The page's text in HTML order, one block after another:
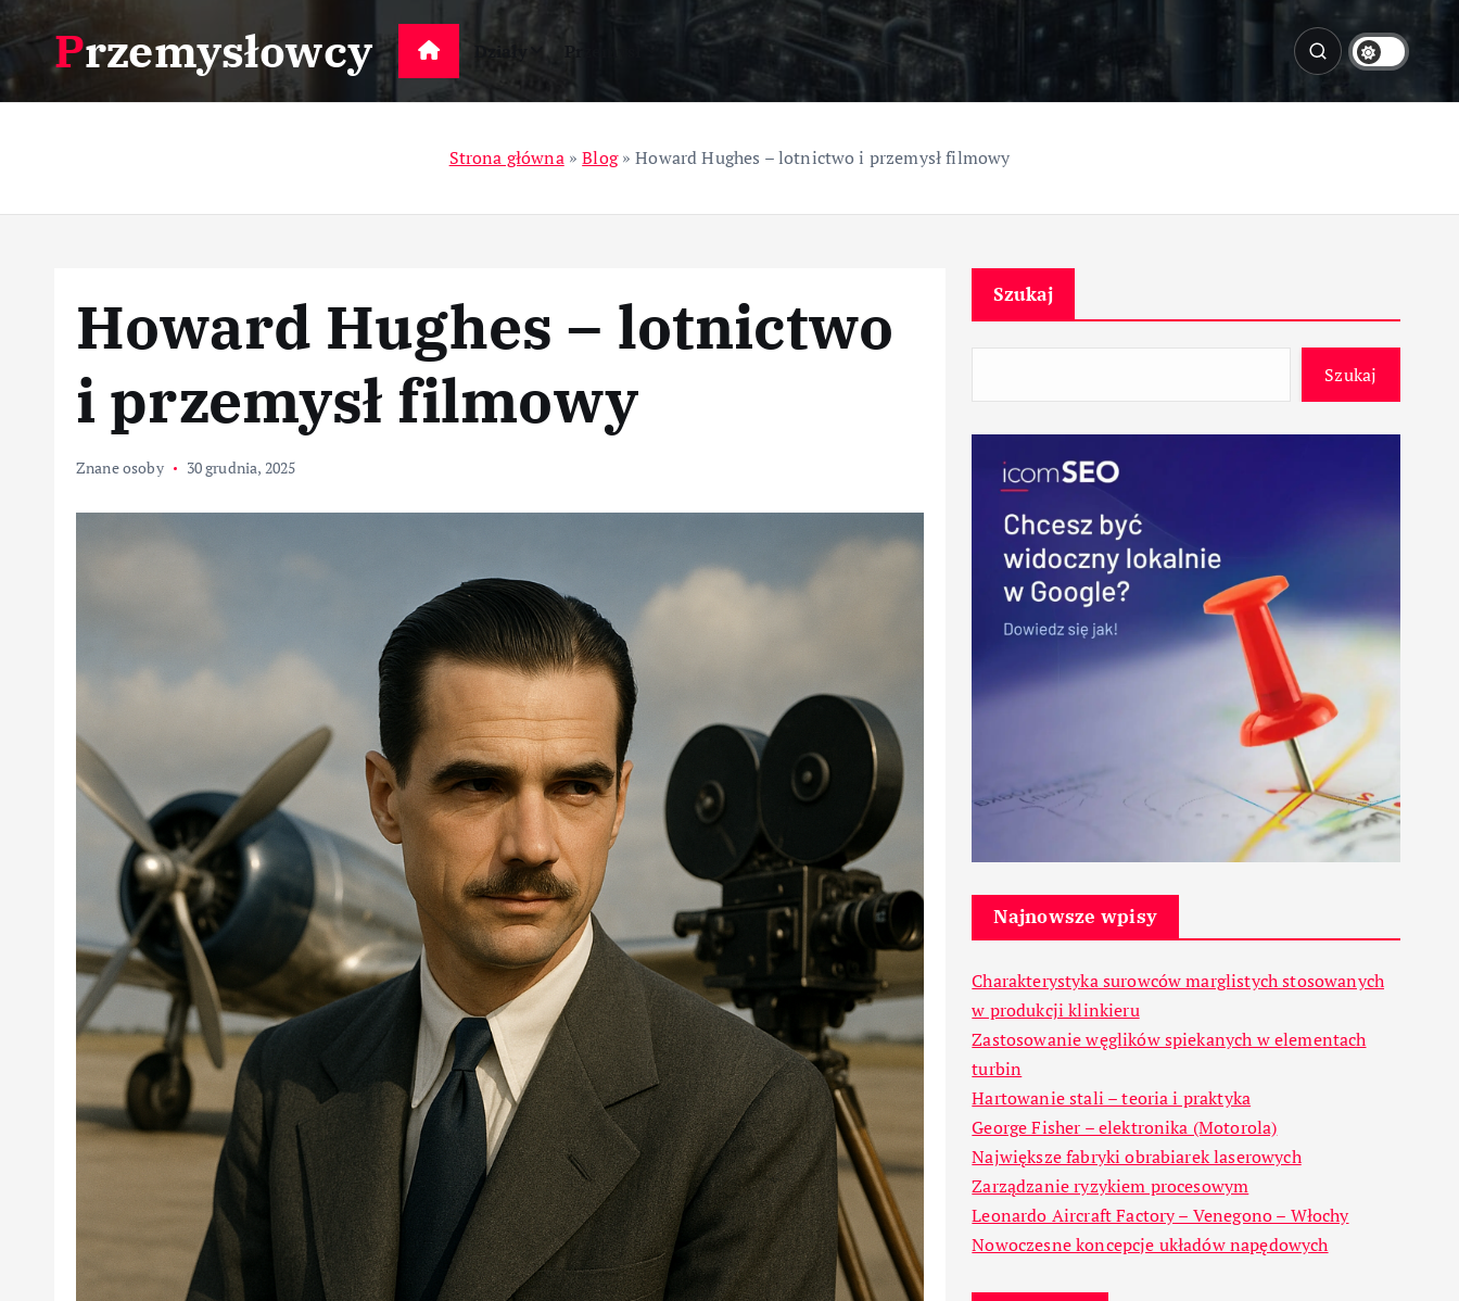
k
p
o
Przemysłowcy Przemysł
Strona główna»Blog»Howard Hughes – lotnictwo i przemysł filmowy
Howard Hughes – lotnictwo
i przemysł filmowy
Znane osoby 30 grudnia, 2025
Szukaj
Szukaj
Najnowsze wpisy
Charakterystyka surowców marglistych stosowanych
w produkcji klinkieru
Zastosowanie węglików spiekanych w elementach
turbin
Hartowanie stali – teoria i praktyka
George Fisher – elektronika (Motorola)
Największe fabryki obrabiarek laserowych
Zarządzanie ryzykiem procesowym
Leonardo Aircraft Factory – Venegono – Włochy
Nowoczesne koncepcje układów napędowych